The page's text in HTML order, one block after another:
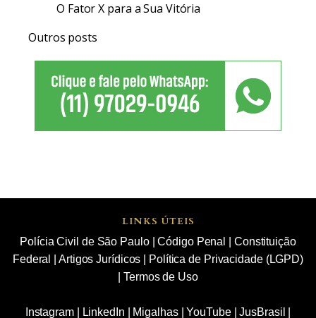
O Fator X para a Sua Vitória
Outros posts
LINKS ÚTEIS
Polícia Civil de São Paulo|Código Penal
Constituição
Federal
Artigos Jurídicos
Política de Privacidade (LGPD)
|Termos de Uso
Instagram| LinkedIn Migalhas|YouTube|JusBrasil